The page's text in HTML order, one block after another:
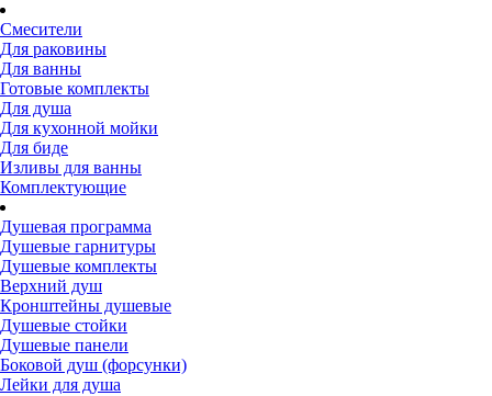
Смесители
Для раковины
Для ванны
Готовые комплекты
Для душа
Для кухонной мойки
Для биде
Изливы для ванны
Комплектующие
Душевая программа
Душевые гарнитуры
Душевые комплекты
Верхний душ
Кронштейны душевые
Душевые стойки
Душевые панели
Боковой душ (форсунки)
Лейки для душа